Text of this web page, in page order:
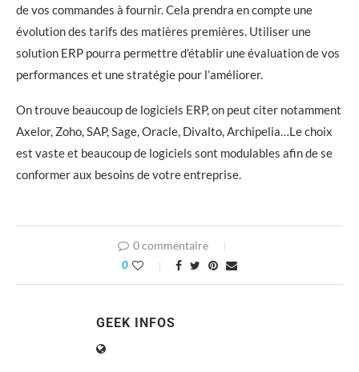
de vos commandes à fournir. Cela prendra en compte une
évolution des tarifs des matières premières. Utiliser une
solution ERP pourra permettre d’établir une évaluation de vos
performances et une stratégie pour l’améliorer.
On trouve beaucoup de logiciels ERP, on peut citer notamment
Axelor, Zoho, SAP, Sage, Oracle, Divalto, Archipelia…Le choix
est vaste et beaucoup de logiciels sont modulables afin de se
conformer aux besoins de votre entreprise.
0 commentaire
0
GEEK INFOS